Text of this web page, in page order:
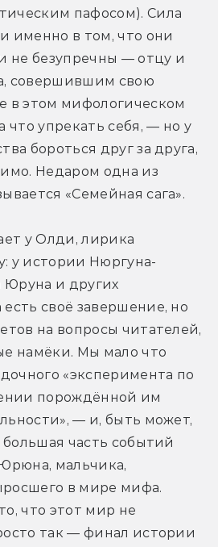
пафосом). Сила
именно в том, что они
не безупречны — отцу и
совершившим свою
в этом мифологическом
что упрекать себя, — но у
бороться друг за друга,
Недаром одна из
«Семейная сага».
у Олди, лирика
у истории Нюргуна-
Юруна и других
своё завершение, но
на вопросы читателей,
намёки. Мы мало что
«эксперимента по
порождённой им
— и, быть может,
большая часть событий
мальчика,
в мире мифа.
что этот мир не
так — финал истории